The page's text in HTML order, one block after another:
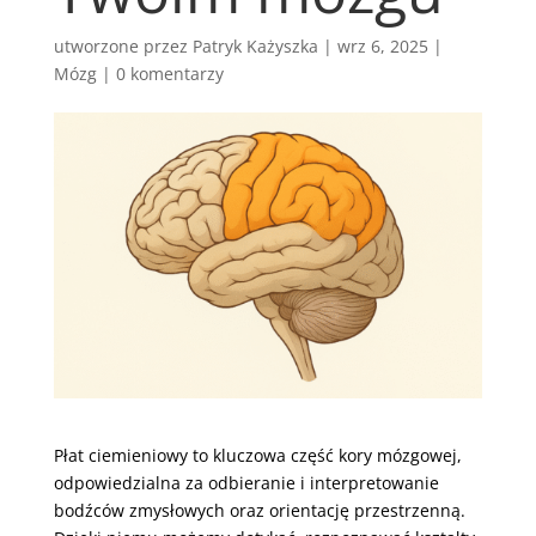
utworzone przez Patryk Każyszka | wrz 6, 2025|
Mózg| 0 komentarzy
Płat ciemieniowy to kluczowa część kory mózgowej,
odpowiedzialna za odbieranie i interpretowanie
bodźców zmysłowych oraz orientację przestrzenną.